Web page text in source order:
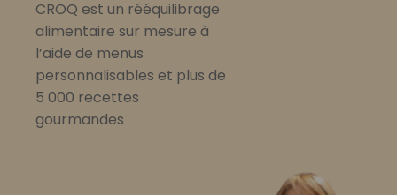
CROQ est un rééquilibrage
alimentaire sur mesure à
l’aide de menus
personnalisables et plus de
5 000 recettes
gourmandes